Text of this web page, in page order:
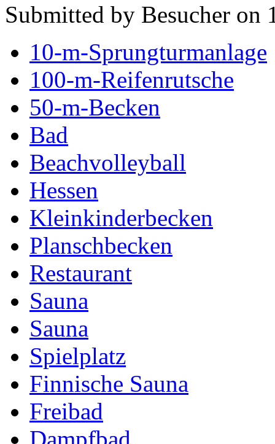
Submitted by Besucher on
10-m-Sprungturmanlage
100-m-Reifenrutsche
50-m-Becken
Bad
Beachvolleyball
Hessen
Kleinkinderbecken
Planschbecken
Restaurant
Sauna
Sauna
Spielplatz
Finnische Sauna
Freibad
Dampfbad